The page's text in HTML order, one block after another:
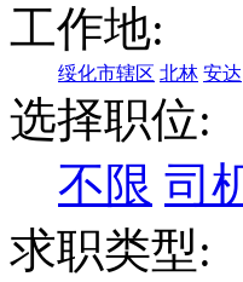
工作地:
绥化市辖区 北林 安达
选择职位:
不限 司
求职类型: